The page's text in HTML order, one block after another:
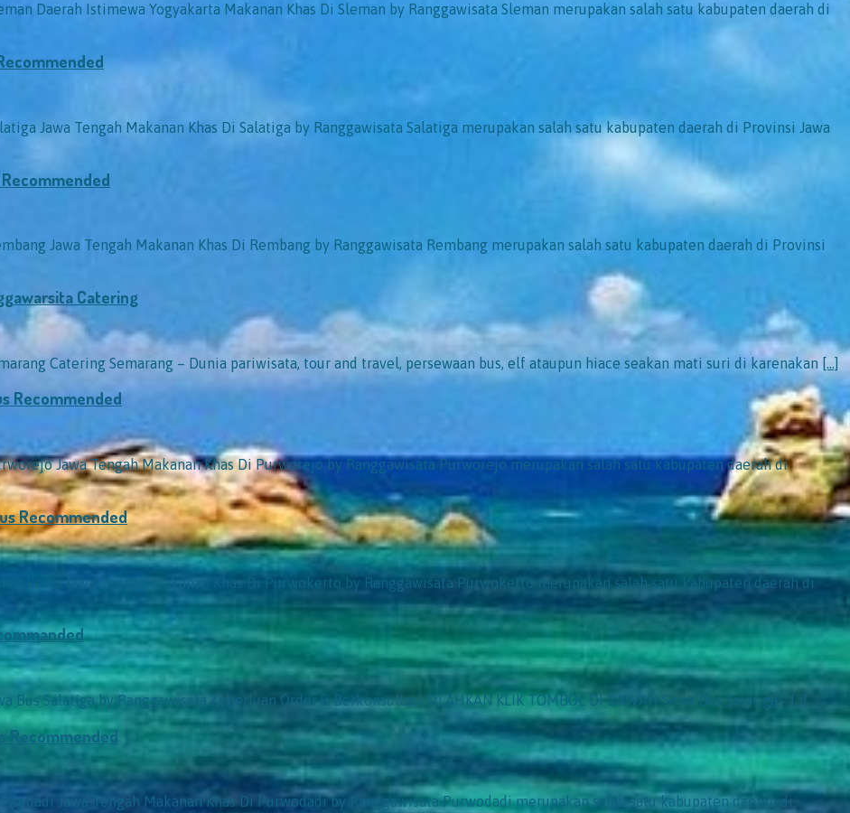
Daerah Istimewa Yogyakarta Makanan Khas Di Sleman by Ranggawisata Sleman merupakan salah satu kabupaten daerah di
Jawa Tengah Makanan Khas Di Salatiga by Ranggawisata Salatiga merupakan salah satu kabupaten daerah di Provinsi Jawa
Recommended
Jawa Tengah Makanan Khas Di Rembang by Ranggawisata Rembang merupakan salah satu kabupaten daerah di Provinsi
Catering
Catering Semarang – Dunia pariwisata, tour and travel, persewaan bus, elf ataupun hiace seakan mati suri di karenakan […]
Recommended
Jawa Tengah Makanan Khas Di Purworejo by Ranggawisata Purworejo merupakan salah satu kabupaten daerah di
Recommended
Jawa Tengah Makanan Khas Di Purwokerto by Ranggawisata Purwokerto merupakan salah satu kabupaten daerah di
Bus Salatiga by Ranggawisata Keperluan Order & Berkonsultasi SILAHKAN KLIK TOMBOL DI BAWAH Sewa Bus Salatiga - […]
Recommended
Jawa Tengah Makanan Khas Di Purwodadi by Ranggawisata Purwodadi merupakan salah satu kabupaten daerah di